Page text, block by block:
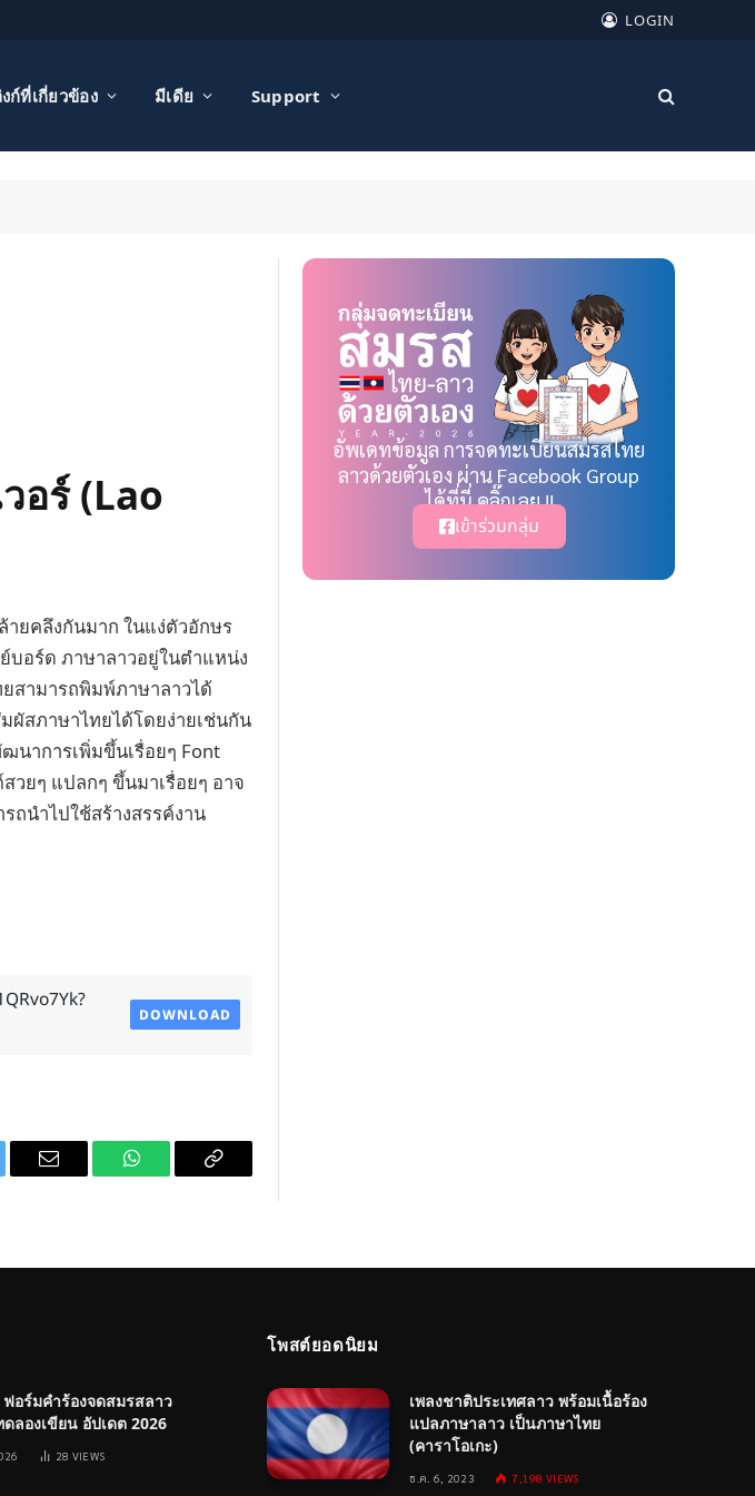
LOGIN
ก์ที่เกี่ยวข้อง มีเดีย Support
อร์ (Lao
ยคลึงกันมาก ในแง่ตัวอักษร
อร์ด ภาษาลาวอยู่ในตำแหน่ง
สามารถพิมพ์ภาษาลาวได้
ผัสภาษาไทยได้โดยง่ายเช่นกัน
นาการเพิ่มขึ้นเรื่อยๆ Font
วยๆ แปลกๆ ขึ้นมาเรื่อยๆ อาจ
ถนำไปใช้สร้างสรรค์งาน
DOWNLOAD
Email WhatsAppCopy
อัพเดทข้อมูล การจดทะเบียนสมรสไทย
ลาวด้วยตัวเอง ผ่าน Facebook Group
ได้ที่นี่ คลิ๊กเลย !!
เข้าร่วมกลุ่ม
อร์มคำร้องจดสมรสลาว
ลองเขียน อัปเดต 2026
28 VIEWS
โพสต์ยอดนิยม
เพลงชาติประเทศลาว พร้อมเนื้อร้อง
แปลภาษาลาว เป็นภาษาไทย
(คาราโอเกะ)
ธ.ค. 6, 2023 7,198VIEWS